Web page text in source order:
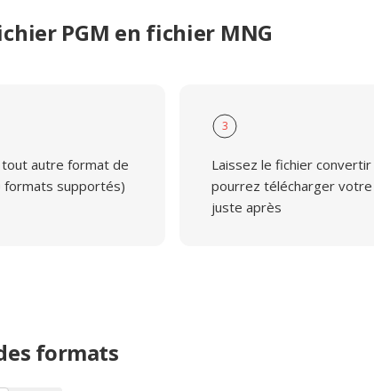
PGM en fichier MNG
tout autre format de
formats supportés)
3
Laissez le fichier
pourrez télécharger
juste après
formats